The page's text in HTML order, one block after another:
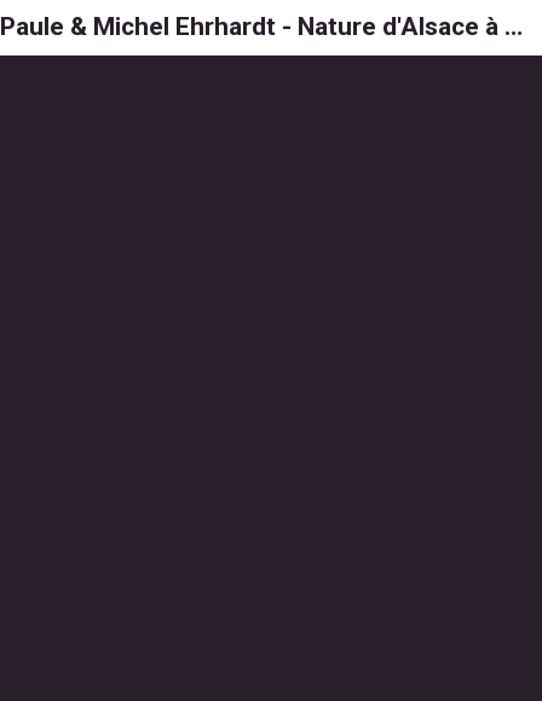
Paule & Michel Ehrhardt - Nature d'Alsace à 6, 8 et 1000 pattes